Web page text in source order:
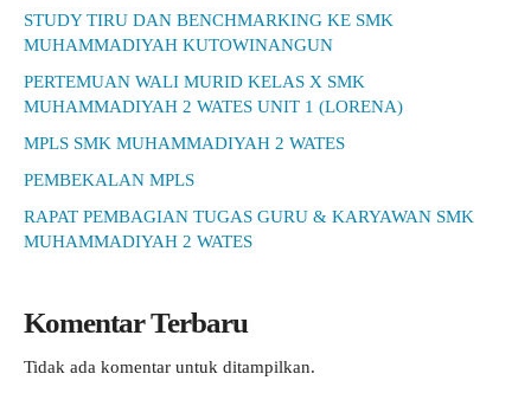
STUDY TIRU DAN BENCHMARKING KE SMK
MUHAMMADIYAH KUTOWINANGUN
PERTEMUAN WALI MURID KELAS X SMK
MUHAMMADIYAH 2 WATES UNIT 1 (LORENA)
MPLS SMK MUHAMMADIYAH 2 WATES
PEMBEKALAN MPLS
RAPAT PEMBAGIAN TUGAS GURU & KARYAWAN SMK
MUHAMMADIYAH 2 WATES
Komentar Terbaru
Tidak ada komentar untuk ditampilkan.